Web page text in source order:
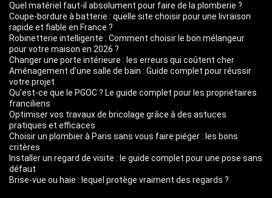
Quel matériel faut-il absolument pour faire de la plomberie ?
Coupe-bordure à batterie : quelle site choisir pour une livraison
rapide et fiable en France ?
Robinetterie intelligente : Comment choisir le bon mélangeur
pour votre maison en 2026 ?
Changer une porte intérieure : les erreurs qui coûtent cher
Aménagement d’une salle de bain : Guide complet pour réussir
votre projet
Qu’est-ce que le PGOC ? Le guide complet pour les propriétaires
franciliens
Optimiser vos travaux de bricolage grâce à des astuces
pratiques et efficaces
Choisir un plombier à Paris sans vous faire piéger : les bons
critères
Installer un regard de visite : le guide complet pour une pose sans
défaut
Brise-vue ou haie : lequel protège vraiment des regards ?